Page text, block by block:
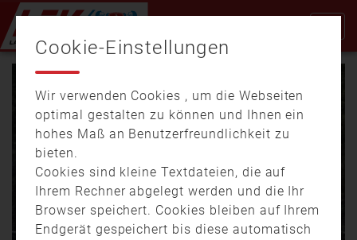
Video
Cookie-Einstellungen
Wir verwenden Cookies , um die Webseiten
optimal gestalten zu können und Ihnen ein
hohes Maß an Benutzerfreundlichkeit zu
bieten.
Cookies sind kleine Textdateien, die auf
Ihrem Rechner abgelegt werden und die Ihr
Browser speichert. Cookies bleiben auf Ihrem
Endgerät gespeichert bis diese automatisch